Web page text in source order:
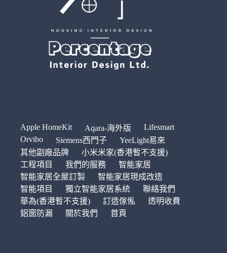
Apple HomeKit Aqara-海外版
Lifesmart
Orvibo
Siemens西門子
YeeLight易來
其他副廠品牌
小米米家(香港暫不支援)
工程項目
我們的服務
智能家居
智能家居全屋訂製
智能家居現成改造
智能項目
獨立智能家居系統
聯絡我們
華為(香港暫不支援)
訂造傢俬
透明收費
鋁窗防漏
關於我們 首頁